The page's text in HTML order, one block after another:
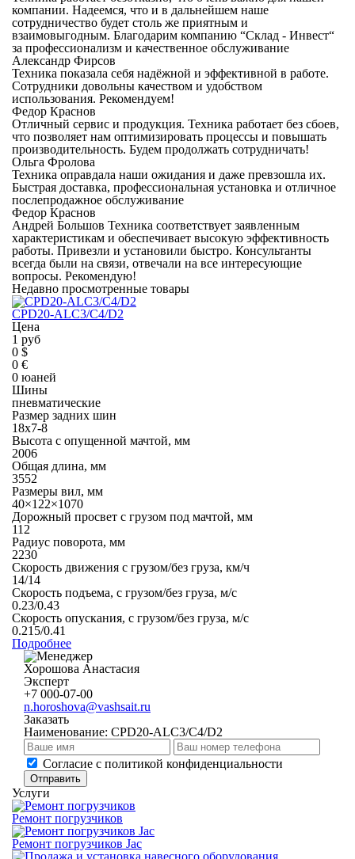
компании. Надеемся, что и в дальнейшем наше
сотрудничество будет столь же приятным и
взаимовыгодным. Благодарим компанию “Склад - Инвест“
за профессионализм и качественное обслуживание
Александр Фирсов
Техника показала себя надёжной и эффективной в работе.
Сотрудники довольны качеством и удобством
использования. Рекомендуем!
Федор Краснов
Отличный сервис и продукция. Техника работает без сбоев,
что позволяет нам оптимизировать процессы и повышать
производительность. Будем продолжать сотрудничать!
Ольга Фролова
Техника оправдала наши ожидания и даже превзошла их.
Быстрая доставка, профессиональная установка и отличное
послепродажное обслуживание
Федор Краснов
Андрей Большов Техника соответствует заявленным
характеристикам и обеспечивает высокую эффективность
работы. Привезли и установили быстро. Консультанты
всегда были на связи, отвечали на все интересующие
вопросы. Рекомендую!
Недавно просмотренные товары
CPD20-ALC3/C4/D2
Цена
1 руб
0 $
0 €
0 юаней
Шины
пневматические
Размер задних шин
18х7-8
Высота с опущенной мачтой, мм
2006
Общая длина, мм
3552
Размеры вил, мм
40×122×1070
Дорожный просвет с грузом под мачтой, мм
112
Радиус поворота, мм
2230
Скорость движения с грузом/без груза, км/ч
14/14
Скорость подъема, с грузом/без груза, м/с
0.23/0.43
Скорость опускания, с грузом/без груза, м/с
0.215/0.41
Подробнее
Хорошова Анастасия
Эксперт
+7 000-07-00
n.horoshova@vashsait.ru
Заказать
Наименование: CPD20-ALC3/C4/D2
Cогласие с политикой конфиденциальности
Отправить
Услуги
Ремонт погрузчиков
Ремонт погрузчиков Jac